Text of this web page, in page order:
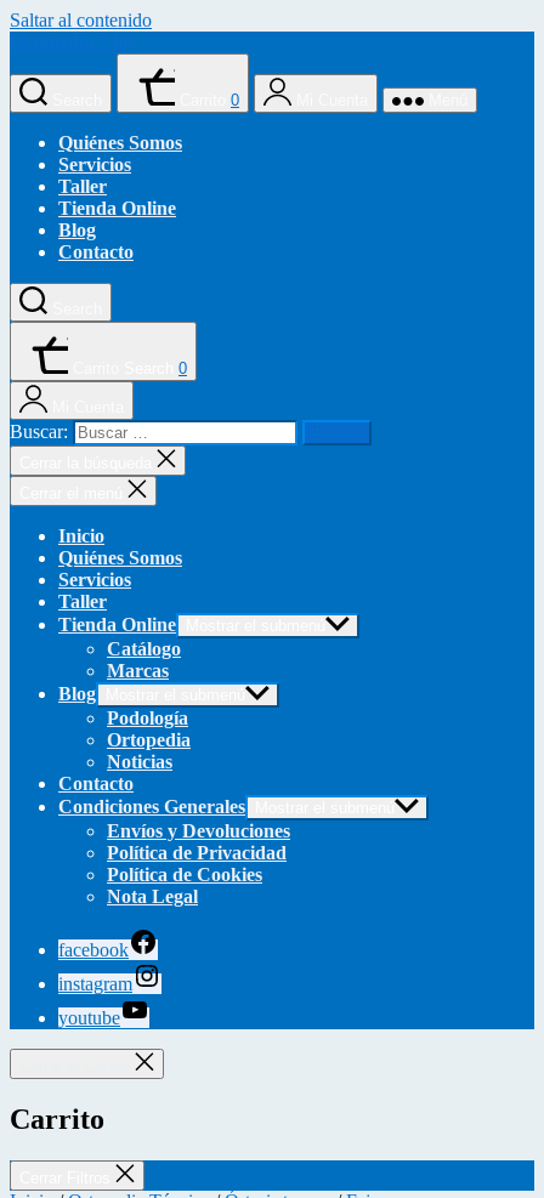
Saltar al contenido
0
Quiénes Somos
Servicios
Taller
Tienda Online
Blog
Contacto
0
Buscar:
Inicio
Quiénes Somos
Servicios
Taller
Tienda Online
Catálogo
Marcas
Blog
Podología
Ortopedia
Noticias
Contacto
Condiciones Generales
Envíos y Devoluciones
Política de Privacidad
Política de Cookies
Nota Legal
facebook
instagram
youtube
Carrito